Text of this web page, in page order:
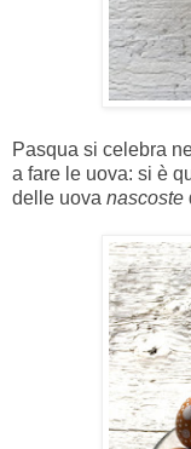
Pasqua si celebra
a fare le uova: si è
delle uova nascoste